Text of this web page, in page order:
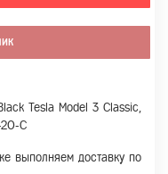
Tesla Model 3 Classic,
C
выполняем доставку по